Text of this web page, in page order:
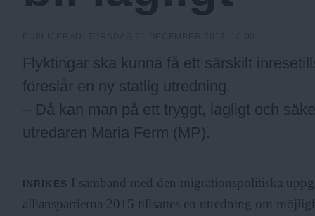
N
u
Flyktingar ska kunna få ett särskilt
föreslår en ny statlig utredning.
– Då kan man på ett tryggt, lagligt och
utredaren Maria Ferm (MP).
INRIKES I samband med den migrationspolitiska
allianspartierna 2015 tillsattes en utredning om